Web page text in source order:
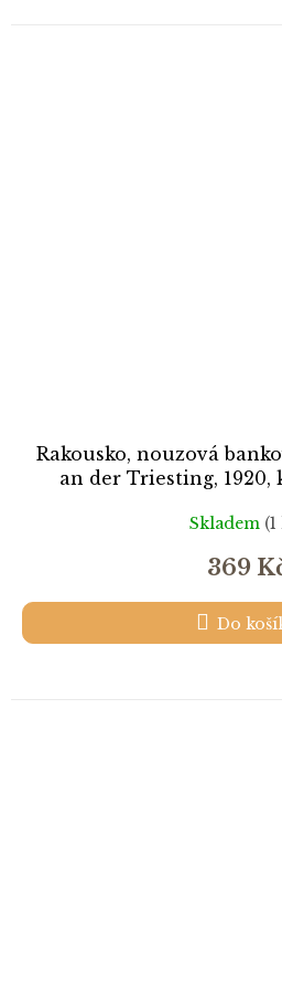
Rakousko, nouzová
an der Triesting, 1920,
Skladem
369
Do